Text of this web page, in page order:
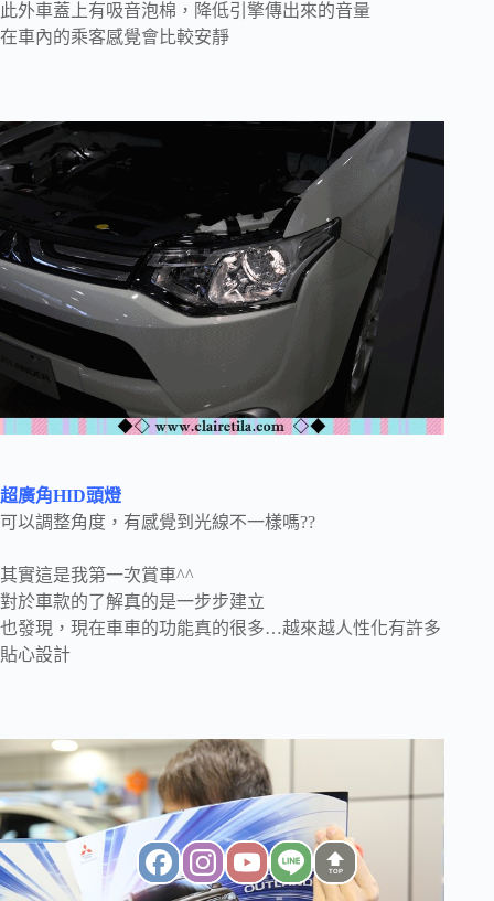
此外車蓋上有吸音泡棉，降低引擎傳出來的音量
在車內的乘客感覺會比較安靜
超廣角HID頭燈
可以調整角度，有感覺到光線不一樣嗎??
其實這是我第一次賞車^^
對於車款的了解真的是一步步建立
也發現，現在車車的功能真的很多…越來越人性化有許多
貼心設計
TOP